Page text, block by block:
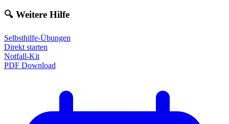
🔍 Weitere Hilfe
Selbsthilfe-Übungen
Direkt starten
Notfall-Kit
PDF Download